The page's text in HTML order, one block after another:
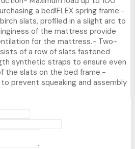
a bed!FLEX spring frame:-
slats, profiled in a slight arc to
of the mattress provide
for the mattress.- Two-
of a row of slats fastened
synthetic straps to ensure even
the slats on the bed frame.-
prevent squeaking and assembly